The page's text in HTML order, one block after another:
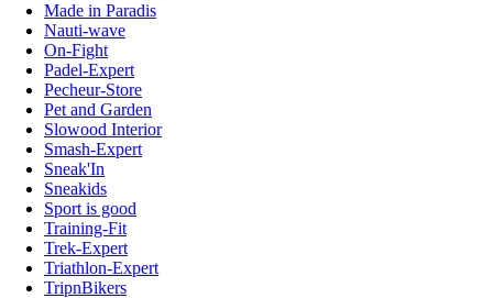
Made in Paradis
Nauti-wave
On-Fight
Padel-Expert
Pecheur-Store
Pet and Garden
Slowood Interior
Smash-Expert
Sneak'In
Sneakids
Sport is good
Training-Fit
Trek-Expert
Triathlon-Expert
TripnBikers